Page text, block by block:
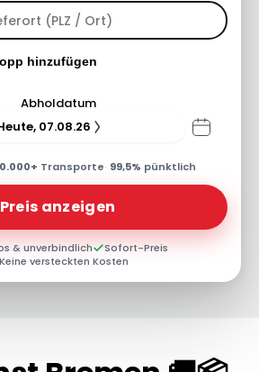
hinzufügen
Abholdatum
07.08.26
Transporte· 99,5% pünktlich
Preis anzeigen
& unverbindlich
Sofort-Preis
Keine versteckten Kosten